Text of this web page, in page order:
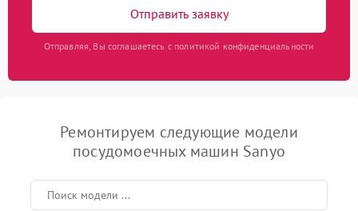
Отправить заявку
Отправляя, Вы соглашаетесь с политикой конфиденциальности
Ремонтируем следующие модели
посудомоечных машин Sanyo